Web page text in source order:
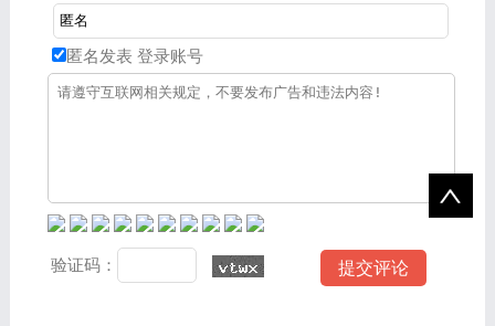
匿名发表 登录账号
验证码：